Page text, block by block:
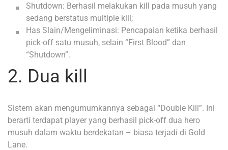
Shutdown: Berhasil melakukan kill pada musuh yang
sedang berstatus multiple kill;
Has Slain/Mengeliminasi: Pencapaian ketika berhasil
pick-off satu musuh, selain “First Blood” dan
“Shutdown”.
2. Dua kill
Sistem akan mengumumkannya sebagai “Double Kill”. Ini
berarti terdapat player yang berhasil pick-off dua hero
musuh dalam waktu berdekatan – biasa terjadi di Gold
Lane.